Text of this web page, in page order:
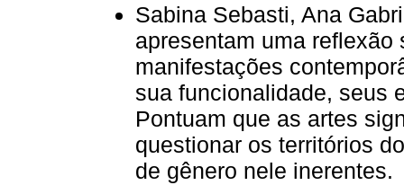
Sabina Sebasti, Ana
apresentam uma
manifestações
sua funcionalidade, seus
Pontuam que as artes
questionar os territórios
de gênero nele inerentes.